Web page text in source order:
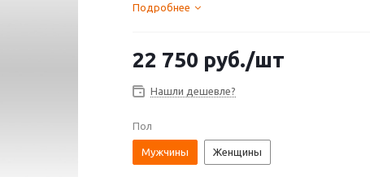
Подробнее
22 750 руб./шт
Нашли дешевле?
Пол
Мужчины Женщины